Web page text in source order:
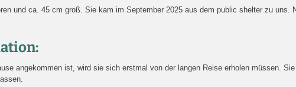
und ca. 45 cm groß. Sie kam im September 2025 aus dem public shelter zu
angekommen ist, wird sie sich erstmal von der langen Reise erholen müssen.